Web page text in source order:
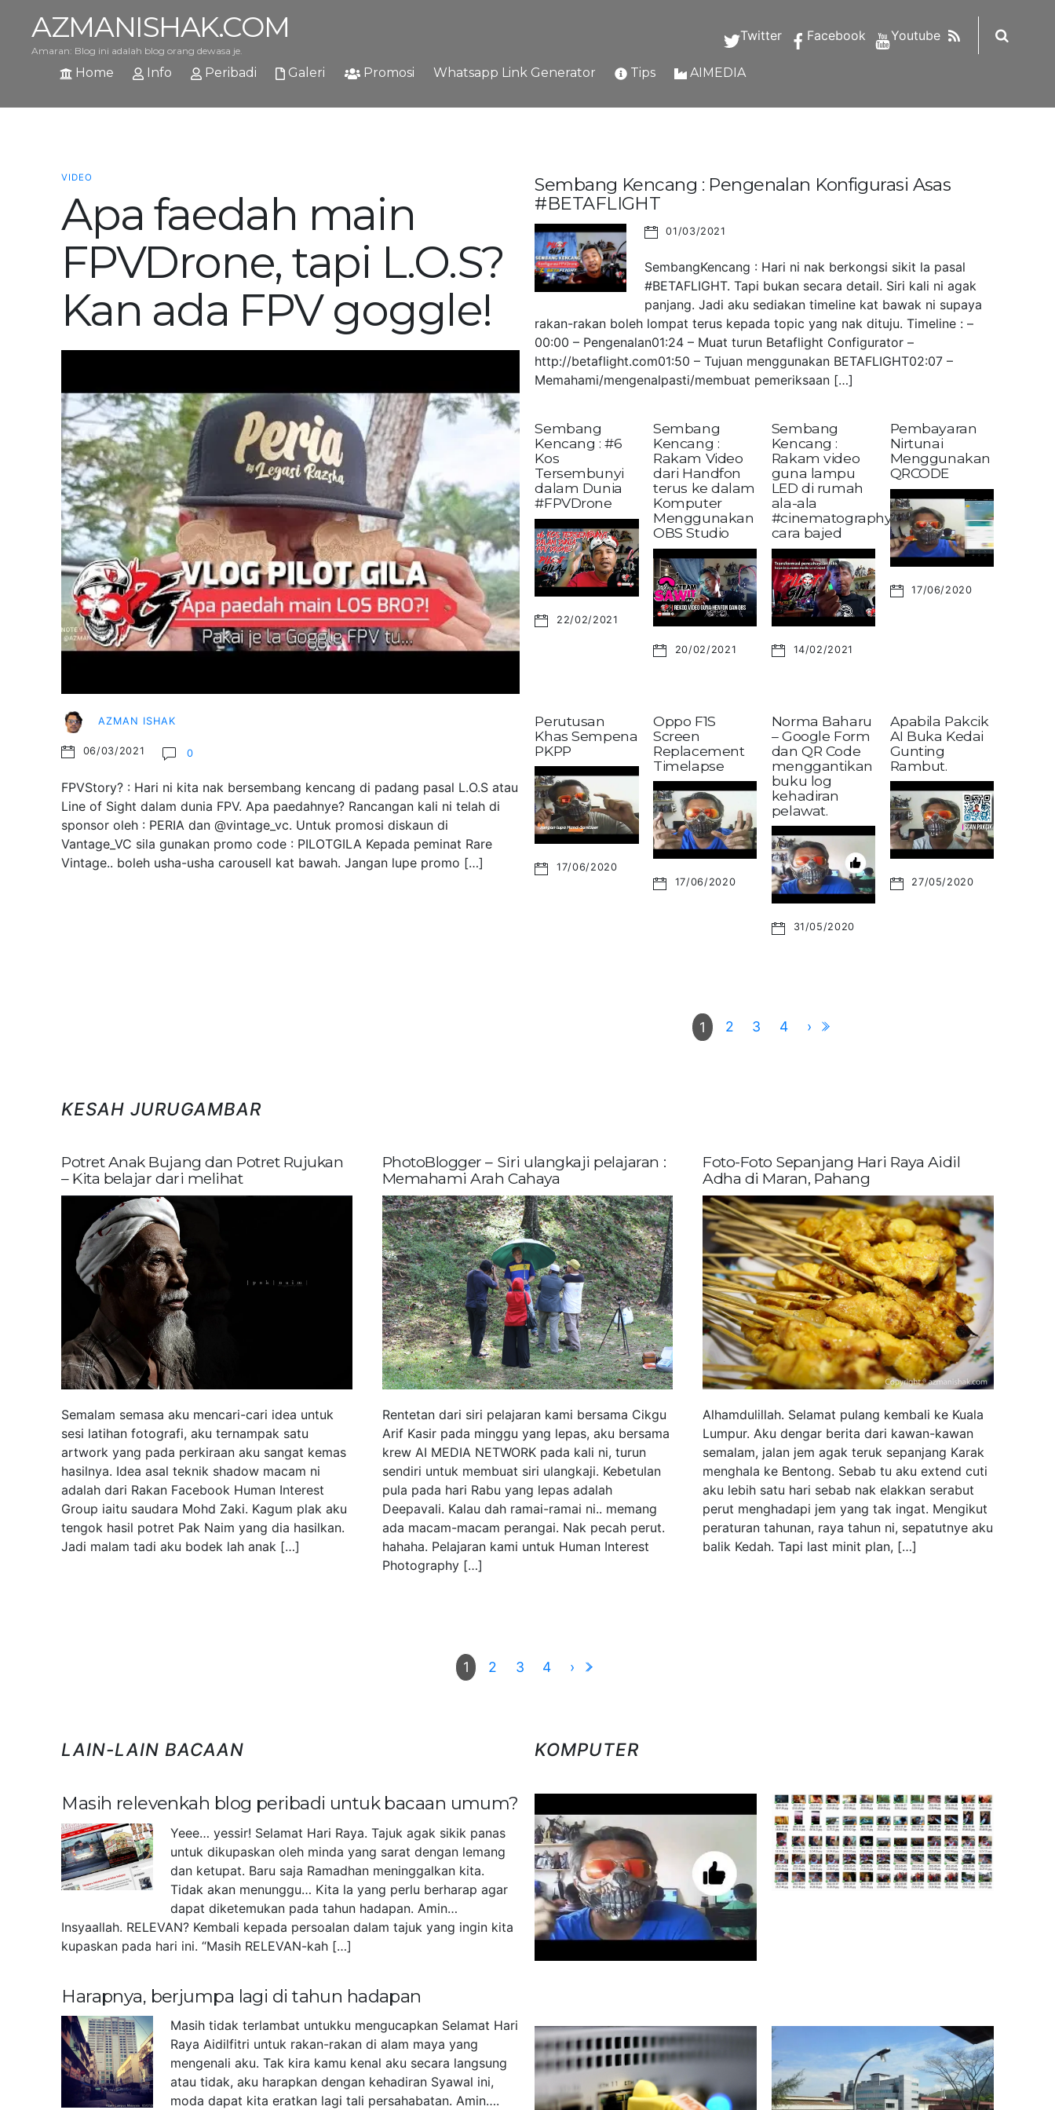
AZMANISHAK.COM
Amaran: Blog ini adalah blog orang dewasa je.
Twitter Facebook Youtube RSS
Home Info Peribadi Galeri Promosi Whatsapp Link Generator Tips AIMEDIA
VIDEO
Apa faedah main
FPVDrone, tapi L.O.S?
Kan ada FPV goggle!
AZMAN ISHAK
06/03/2021 0
FPVStory? : Hari ni kita nak bersembang kencang di padang pasal L.O.S atau
Line of Sight dalam dunia FPV. Apa paedahnye? Rancangan kali ni telah di
sponsor oleh : PERIA dan @vintage_vc. Untuk promosi diskaun di
Vantage_VC sila gunakan promo code : PILOTGILA Kepada peminat Rare
Vintage.. boleh usha-usha carousell kat bawah. Jangan lupe promo […]
Sembang Kencang : Pengenalan Konfigurasi Asas
#BETAFLIGHT
01/03/2021
SembangKencang : Hari ni nak berkongsi sikit la pasal
#BETAFLIGHT. Tapi bukan secara detail. Siri kali ni agak
panjang. Jadi aku sediakan timeline kat bawak ni supaya
rakan-rakan boleh lompat terus kepada topic yang nak dituju. Timeline : –
00:00 – Pengenalan01:24 – Muat turun Betaflight Configurator –
http://betaflight.com01:50 – Tujuan menggunakan BETAFLIGHT02:07 –
Memahami/mengenalpasti/membuat pemeriksaan […]
Sembang
Kencang : #6
Kos
Tersembunyi
dalam Dunia
#FPVDrone
22/02/2021
Sembang
Kencang :
Rakam Video
dari Handfon
terus ke dalam
Komputer
Menggunakan
OBS Studio
20/02/2021
Sembang
Kencang :
Rakam video
guna lampu
LED di rumah
ala-ala
#cinematography?
cara bajed
14/02/2021
Pembayaran
Nirtunai
Menggunakan
QRCODE
17/06/2020
Perutusan
Khas Sempena
PKPP
17/06/2020
Oppo F1S
Screen
Replacement
Timelapse
17/06/2020
Norma Baharu
– Google Form
dan QR Code
menggantikan
buku log
kehadiran
pelawat.
31/05/2020
Apabila Pakcik
AI Buka Kedai
Gunting
Rambut.
27/05/2020
1 2 3 4 ›
KESAH JURUGAMBAR
Potret Anak Bujang dan Potret Rujukan
– Kita belajar dari melihat
Semalam semasa aku mencari-cari idea untuk
sesi latihan fotografi, aku ternampak satu
artwork yang pada perkiraan aku sangat kemas
hasilnya. Idea asal teknik shadow macam ni
adalah dari Rakan Facebook Human Interest
Group iaitu saudara Mohd Zaki. Kagum plak aku
tengok hasil potret Pak Naim yang dia hasilkan.
Jadi malam tadi aku bodek lah anak […]
PhotoBlogger – Siri ulangkaji pelajaran :
Memahami Arah Cahaya
Rentetan dari siri pelajaran kami bersama Cikgu
Arif Kasir pada minggu yang lepas, aku bersama
krew AI MEDIA NETWORK pada kali ni, turun
sendiri untuk membuat siri ulangkaji. Kebetulan
pula pada hari Rabu yang lepas adalah
Deepavali. Kalau dah ramai-ramai ni.. memang
ada macam-macam perangai. Nak pecah perut.
hahaha. Pelajaran kami untuk Human Interest
Photography […]
Foto-Foto Sepanjang Hari Raya Aidil
Adha di Maran, Pahang
Alhamdulillah. Selamat pulang kembali ke Kuala
Lumpur. Aku dengar berita dari kawan-kawan
semalam, jalan jem agak teruk sepanjang Karak
menghala ke Bentong. Sebab tu aku extend cuti
aku lebih satu hari sebab nak elakkan serabut
perut menghadapi jem yang tak ingat. Mengikut
peraturan tahunan, raya tahun ni, sepatutnye aku
balik Kedah. Tapi last minit plan, […]
1 2 3 4 ›
LAIN-LAIN BACAAN
Masih relevenkah blog peribadi untuk bacaan umum?
Yeee… yessir! Selamat Hari Raya. Tajuk agak sikik panas
untuk dikupaskan oleh minda yang sarat dengan lemang
dan ketupat. Baru saja Ramadhan meninggalkan kita.
Tidak akan menunggu… Kita la yang perlu berharap agar
dapat diketemukan pada tahun hadapan. Amin…
Insyaallah. RELEVAN? Kembali kepada persoalan dalam tajuk yang ingin kita
kupaskan pada hari ini. “Masih RELEVAN-kah […]
Harapnya, berjumpa lagi di tahun hadapan
Masih tidak terlambat untukku mengucapkan Selamat Hari
Raya Aidilfitri untuk rakan-rakan di alam maya yang
mengenali aku. Tak kira kamu kenal aku secara langsung
atau tidak, aku harapkan dengan kehadiran Syawal ini,
moda dapat kita eratkan lagi tali persahabatan. Amin….
KOMPUTER